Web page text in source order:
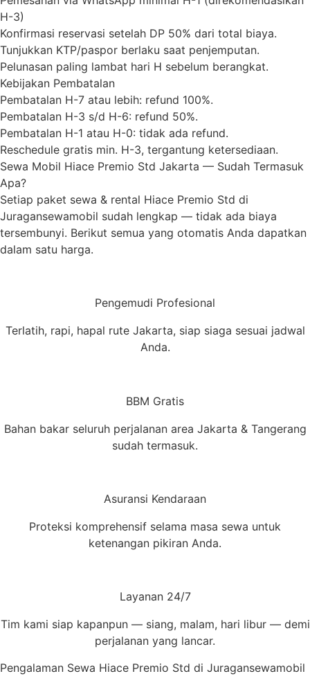
H-3)
Konfirmasi reservasi setelah DP 50% dari total biaya.
Tunjukkan KTP/paspor berlaku saat penjemputan.
Pelunasan paling lambat hari H sebelum berangkat.
Kebijakan Pembatalan
Pembatalan H-7 atau lebih: refund 100%.
Pembatalan H-3 s/d H-6: refund 50%.
Pembatalan H-1 atau H-0: tidak ada refund.
Reschedule gratis min. H-3, tergantung ketersediaan.
Sewa Mobil Hiace Premio Std Jakarta — Sudah Termasuk
Apa?
Setiap paket sewa & rental Hiace Premio Std di
Juragansewamobil sudah lengkap — tidak ada biaya
tersembunyi. Berikut semua yang otomatis Anda dapatkan
dalam satu harga.
Pengemudi Profesional
Terlatih, rapi, hapal rute Jakarta, siap siaga sesuai jadwal
Anda.
BBM Gratis
Bahan bakar seluruh perjalanan area Jakarta & Tangerang
sudah termasuk.
Asuransi Kendaraan
Proteksi komprehensif selama masa sewa untuk
ketenangan pikiran Anda.
Layanan 24/7
Tim kami siap kapanpun — siang, malam, hari libur — demi
perjalanan yang lancar.
Pengalaman Sewa Hiace Premio Std di Juragansewamobil